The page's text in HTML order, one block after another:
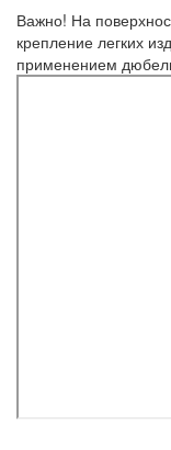
Важно! На
крепление легких
применением